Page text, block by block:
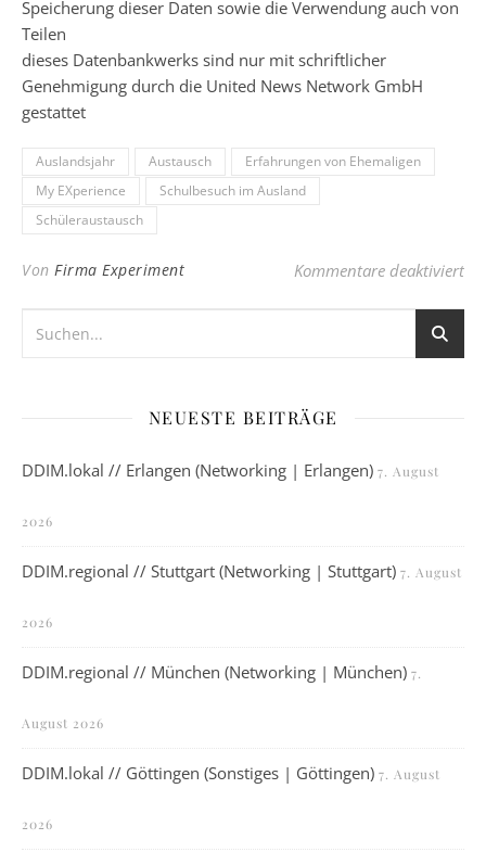
Speicherung dieser Daten sowie die Verwendung auch von
Teilen
dieses Datenbankwerks sind nur mit schriftlicher
Genehmigung durch die United News Network GmbH
gestattet
Auslandsjahr Austausch
Erfahrungen von Ehemaligen
My EXperience
Schulbesuch im Ausland
Schüleraustausch
Von Firma Experiment Kommentare deaktiviertfür
NEUESTE BEITRÄGE
DDIM.lokal // Erlangen (Networking | Erlangen) 7. August
2026
DDIM.regional // Stuttgart (Networking | Stuttgart) 7. August
2026
DDIM.regional // München (Networking | München) 7.
August 2026
DDIM.lokal // Göttingen (Sonstiges | Göttingen) 7. August
2026